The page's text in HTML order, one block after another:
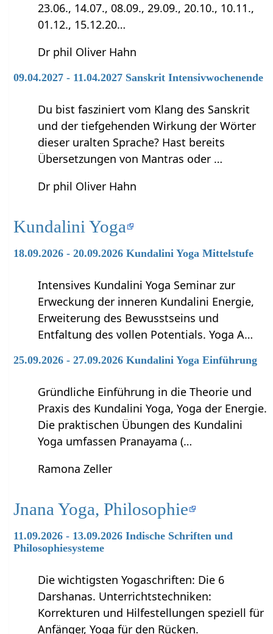
23.06., 14.07., 08.09., 29.09., 20.10., 10.11.,
01.12., 15.12.20…
Dr phil Oliver Hahn
09.04.2027 - 11.04.2027 Sanskrit Intensivwochenende
Du bist fasziniert vom Klang des Sanskrit
und der tiefgehenden Wirkung der Wörter
dieser uralten Sprache? Hast bereits
Übersetzungen von Mantras oder …
Dr phil Oliver Hahn
Kundalini Yoga
18.09.2026 - 20.09.2026 Kundalini Yoga Mittelstufe
Intensives Kundalini Yoga Seminar zur
Erweckung der inneren Kundalini Energie,
Erweiterung des Bewusstseins und
Entfaltung des vollen Potentials. Yoga A…
25.09.2026 - 27.09.2026 Kundalini Yoga Einführung
Gründliche Einführung in die Theorie und
Praxis des Kundalini Yoga, Yoga der Energie.
Die praktischen Übungen des Kundalini
Yoga umfassen Pranayama (…
Ramona Zeller
Jnana Yoga, Philosophie
11.09.2026 - 13.09.2026 Indische Schriften und
Philosophiesysteme
Die wichtigsten Yogaschriften: Die 6
Darshanas. Unterrichtstechniken:
Korrekturen und Hilfestellungen speziell für
Anfänger, Yoga für den Rücken.